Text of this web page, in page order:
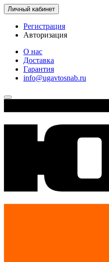
Личный кабинет
Регистрация
Авторизация
О нас
Доставка
Гарантия
info@ugavtosnab.ru